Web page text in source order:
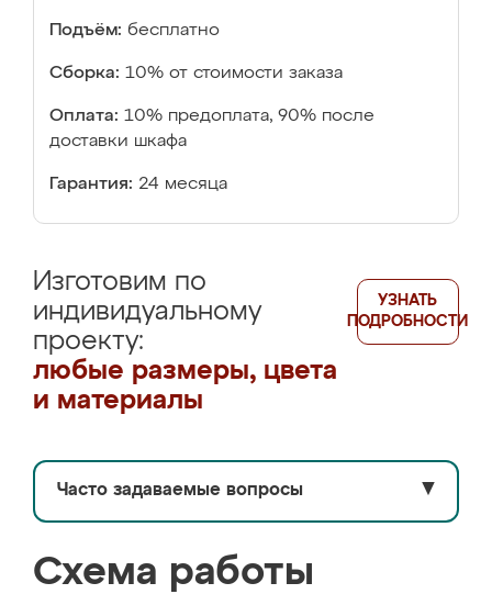
Подъём: бесплатно
Сборка: 10% от стоимости заказа
Оплата: 10% предоплата, 90% после
доставки шкафа
Гарантия: 24 месяца
Изготовим по
индивидуальному
проекту:
любые размеры, цвета
и материалы
УЗНАТЬ
ПОДРОБНОСТИ
Часто задаваемые вопросы ▼
Схема работы